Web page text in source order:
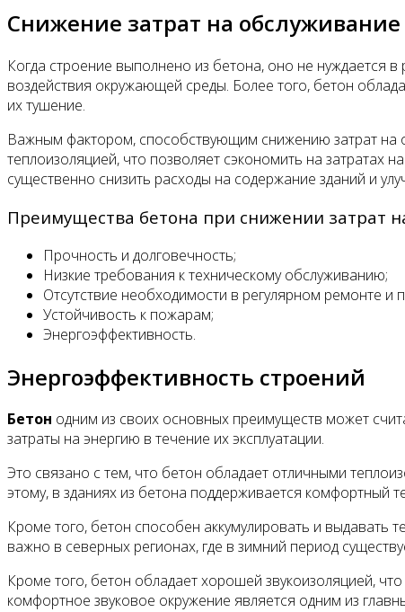
Снижение затрат на обслуживание
Когда строение выполнено из бетона, оно не нуждается
воздействия окружающей среды. Более того, бетон
их тушение.
Важным фактором, способствующим снижению затрат на
теплоизоляцией, что позволяет сэкономить на
существенно снизить расходы на содержание зданий и
Преимущества бетона при снижении затрат
Прочность и долговечность;
Низкие требования к техническому обслуживанию;
Отсутствие необходимости в регулярном ремонте и
Устойчивость к пожарам;
Энергоэффективность.
Энергоэффективность строений
Бетон одним из своих основных преимуществ может
затраты на энергию в течение их эксплуатации.
Это связано с тем, что бетон обладает отличными
этому, в зданиях из бетона поддерживается комфортный
Кроме того, бетон способен аккумулировать и
важно в северных регионах, где в зимний период
Кроме того, бетон обладает хорошей звукоизоляцией,
комфортное звуковое окружение является одним из